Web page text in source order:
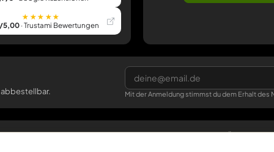
★★★★★
5,00· Trustami Bewertungen
Mit der Anmeldung stimmst du dem Erhalt
SERVICE BÜTIC